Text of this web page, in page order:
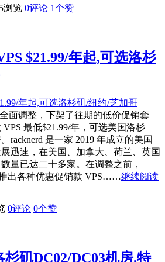
浏览 0评论 1个赞
$21.99/年起,可选洛杉
面调整，下架了往期的低价促销套
最低$21.99/年，可选美国洛杉
racknerd 是一家 2019 年成立的美国
迅速，在美国、加拿大、荷兰、英国
量已达二十多家。在调整之前，
出各种优惠促销款 VPS……继续阅读
0评论 0个赞
矶DC02/DC03机房,特